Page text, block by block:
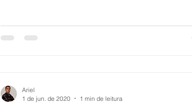
Ariel
1 de jun. de 2020
1 min de leitura